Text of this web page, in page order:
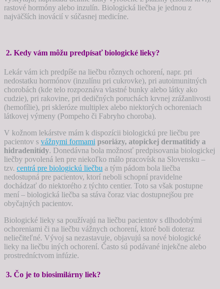
rastové hormóny alebo inzulín. Biologická liečba je jednou z
najväčších inovácií v súčasnej medicíne.
2. Kedy vám môžu predpísať biologické lieky?
Lekár vám ich predpíše na liečbu rôznych ochorení, napr. pri
nedostatku hormónov (inzulínu pri cukrovke), pri autoimunitných
chorobách (kde telo rozpoznáva vlastné bunky alebo látky ako
cudzie), pri rakovine, pri dedičných poruchách krvnej zrážanlivosti
(hemofílie), pri skleróze multiplex alebo niektorých ochoreniach
látkovej výmeny (Pompeho či Fabryho choroba).
V kožnom lekárstve mám k dispozícii biologickú pre liečbu pre
pacientov s vážnymi formami psoriázy, atopickej dermatitídy a
hidradenitídy. Donedávna bola možnosť predpisovania biologickej
liečby povolená len pre niekoľko málo pracovísk na Slovensku –
tzv. centrá pre biologickú liečbu a tým pádom bola liečba
nedostupná pre pacientov, ktorí neboli schopní pravidelne
dochádzať do niektorého z týchto centier. Toto sa však postupne
mení – biologická liečba sa stáva čoraz viac dostupnejšou pre
obyčajných pacientov.
Biologické lieky sa používajú na liečbu pacientov s dlhodobými
ochoreniami či na liečbu vážnych ochorení, ktoré boli doteraz
neliečiteľné. Vývoj sa nezastavuje, objavujú sa nové biologické
lieky na liečbu iných ochorení. Často sú podávané injekčne alebo
prostredníctvom infúzie.
3. Čo je to biosimilárny liek?